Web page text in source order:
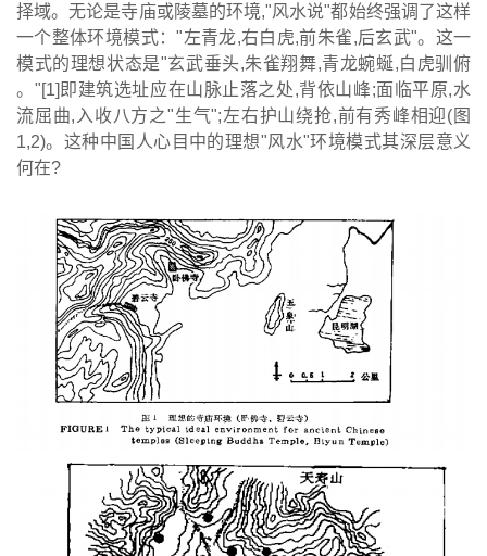
择域。无论是寺庙或陵墓的环境,"风水说"都始终强调了这样
一个整体环境模式："左青龙,右白虎,前朱雀,后玄武"。这一
模式的理想状态是"玄武垂头,朱雀翔舞,青龙蜿蜒,白虎驯俯
。"[1]即建筑选址应在山脉止落之处,背依山峰;面临平原,水
流屈曲,入收八方之"生气";左右护山绕抢,前有秀峰相迎(图
1,2)。这种中国人心目中的理想"风水"环境模式其深层意义
何在?